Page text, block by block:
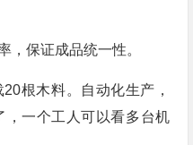
，保证成品统一性。
根木料。自动化生产，
，一个工人可以看多台机